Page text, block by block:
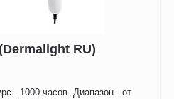
RU)
- 1000 часов. Диапазон - от